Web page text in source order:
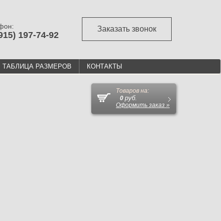
197-74-92
Заказать звонок
ТАБЛИЦА РАЗМЕРОВ КОНТАКТЫ
Товаров на:
0 руб.
Оформить заказ »